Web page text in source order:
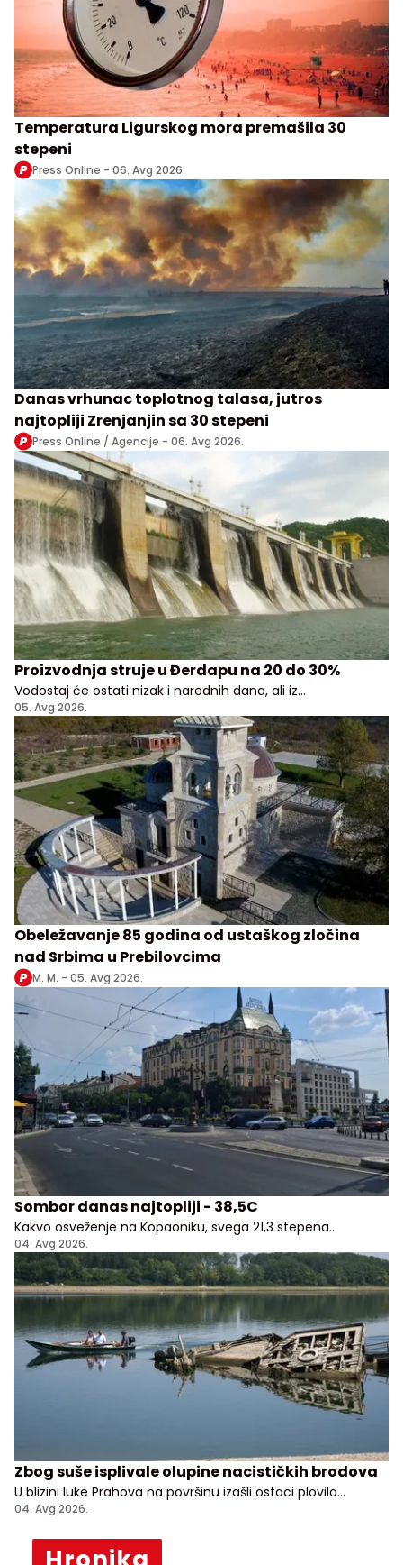
Temperatura Ligurskog mora premašila 30
stepeni
Press Online - 06. Avg 2026.
Danas vrhunac toplotnog talasa, jutros
najtopliji Zrenjanjin sa 30 stepeni
Press Online / Agencije - 06. Avg 2026.
Proizvodnja struje u Đerdapu na 20 do 30%
Vodostaj će ostati nizak i narednih dana, ali iz
Elektroprivrede Srbije uveravaju da građani i privreda
nemaju razloga za brigu
05. Avg 2026.
Obeležavanje 85 godina od ustaškog zločina
nad Srbima u Prebilovcima
M. M. - 05. Avg 2026.
Sombor danas najtopliji - 38,5C
Kakvo osveženje na Kopaoniku, svega 21,3 stepena
Celzijusa!
04. Avg 2026.
Zbog suše isplivale olupine nacističkih brodova
U blizini luke Prahova na površinu izašli ostaci plovila
potopljenih tokom nemačkog povlačenja sa Balkana
04. Avg 2026.